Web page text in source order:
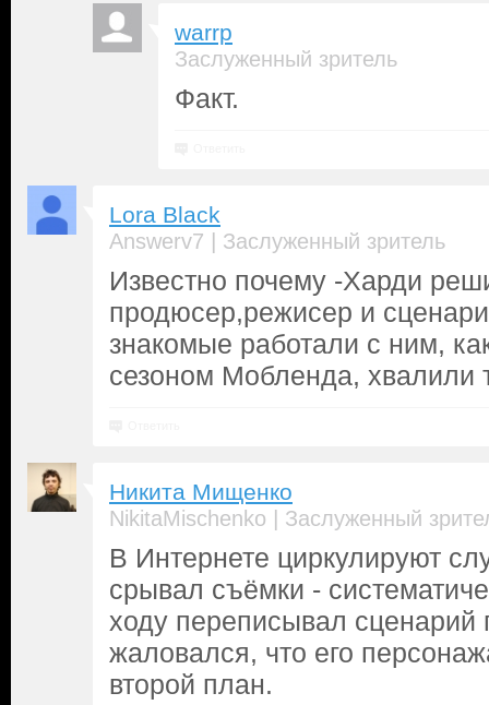
warrp
Заслуженный зритель
Факт.
Lora Black
Answerv7 | Заслуженный зритель
Известно почему -Харди
продюсер,режисер и
знакомые работали с ним,
сезоном Мобленда, хвалили
Никита Мищенко
NikitaMischenko | Заслуженный
В Интернете циркулируют
срывал съёмки -
ходу переписывал сценарий
жаловался, что его
второй план.